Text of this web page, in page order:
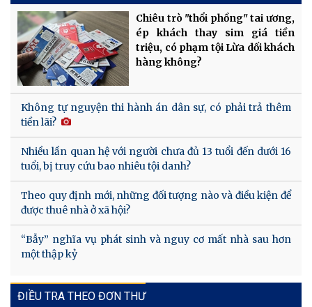
Chiêu trò "thổi phồng" tai ương,
ép khách thay sim giá tiền
triệu, có phạm tội Lừa dối khách
hàng không?
Không tự nguyện thi hành án dân sự, có phải trả thêm
tiền lãi?
Nhiều lần quan hệ với người chưa đủ 13 tuổi đến dưới 16
tuổi, bị truy cứu bao nhiêu tội danh?
Theo quy định mới, những đối tượng nào và điều kiện để
được thuê nhà ở xã hội?
“Bẫy” nghĩa vụ phát sinh và nguy cơ mất nhà sau hơn
một thập kỷ
ĐIỀU TRA THEO ĐƠN THƯ